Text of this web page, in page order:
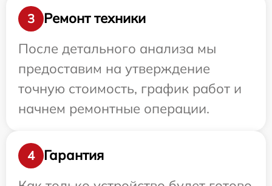
3
Ремонт техники
После детального анализа мы
предоставим на утверждение
точную стоимость, график работ и
начнем ремонтные операции.
4
Гарантия